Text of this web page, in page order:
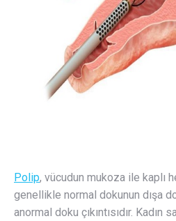
Polip, vücudun mukoza ile kaplı
genellikle normal dokunun dışa
anormal doku çıkıntısıdır. Kadın